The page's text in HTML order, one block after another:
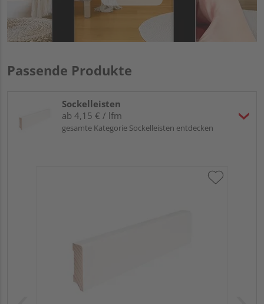
Passende Produkte
Sockelleisten
ab 4,15 € / lfm
gesamte Kategorie Sockelleisten entdecken